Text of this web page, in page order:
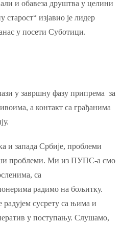
и обавеза друштва у целини
старост“ изјавио је лидер
у посети Суботици.
у завршну фазу припрема за
а контакт са грађанима
и запада Србије, проблеми
проблеми. Ми из ПУПС-а смо
са
радимо на бољитку.
радујем сусрету са њима и
у поступању. Слушамо,